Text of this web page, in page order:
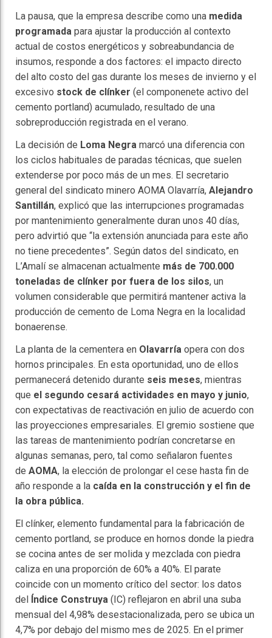
La pausa, que la empresa describe como una medida
programada para ajustar la producción al contexto
actual de costos energéticos y sobreabundancia de
insumos, responde a dos factores: el impacto directo
del alto costo del gas durante los meses de invierno y el
excesivo stock de clínker (el componenete activo del
cemento portland) acumulado, resultado de una
sobreproducción registrada en el verano.
La decisión de Loma Negra marcó una diferencia con
los ciclos habituales de paradas técnicas, que suelen
extenderse por poco más de un mes. El secretario
general del sindicato minero AOMA Olavarría, Alejandro
Santillán, explicó que las interrupciones programadas
por mantenimiento generalmente duran unos 40 días,
pero advirtió que “la extensión anunciada para este año
no tiene precedentes”. Según datos del sindicato, en
L’Amalí se almacenan actualmente más de 700.000
toneladas de clínker por fuera de los silos, un
volumen considerable que permitirá mantener activa la
producción de cemento de Loma Negra en la localidad
bonaerense.
La planta de la cementera en Olavarría opera con dos
hornos principales. En esta oportunidad, uno de ellos
permanecerá detenido durante seis meses, mientras
que el segundo cesará actividades en mayo y junio,
con expectativas de reactivación en julio de acuerdo con
las proyecciones empresariales. El gremio sostiene que
las tareas de mantenimiento podrían concretarse en
algunas semanas, pero, tal como señalaron fuentes
de AOMA, la elección de prolongar el cese hasta fin de
año responde a la caída en la construcción y el fin de
la obra pública.
El clínker, elemento fundamental para la fabricación de
cemento portland, se produce en hornos donde la piedra
se cocina antes de ser molida y mezclada con piedra
caliza en una proporción de 60% a 40%. El parate
coincide con un momento crítico del sector: los datos
del Índice Construya (IC) reflejaron en abril una suba
mensual del 4,98% desestacionalizada, pero se ubica un
4,7% por debajo del mismo mes de 2025. En el primer